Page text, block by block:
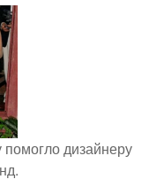
дизайнеру